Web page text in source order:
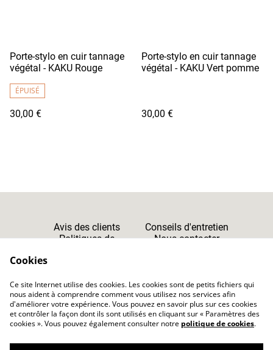
Porte-stylo en cuir tannage
végétal - KAKU Rouge
ÉPUISÉ
30,00 €
Porte-stylo en cuir tannage
végétal - KAKU Vert pomme
30,00 €
Avis des clients
Conseils d'entretien
Politiques de
Nous contacter
CGV
Cookies
Ce site Internet utilise des cookies. Les cookies sont de petits fichiers qui
nous aident à comprendre comment vous utilisez nos services afin
d'améliorer votre expérience. Vous pouvez en savoir plus sur ces cookies
et contrôler la façon dont ils sont utilisés en cliquant sur « Paramètres des
cookies ». Vous pouvez également consulter notre politique de cookies.